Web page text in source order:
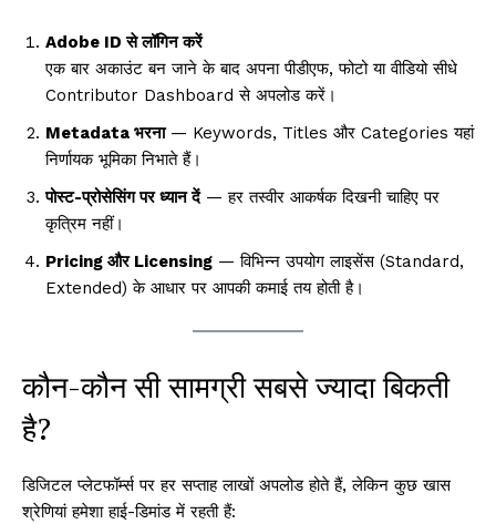
Adobe ID से लॉगिन करें
एक बार अकाउंट बन जाने के बाद अपना पीडीएफ, फोटो या वीडियो सीधे
Contributor Dashboard से अपलोड करें।
Metadata भरना— Keywords, Titles और Categories यहां
निर्णायक भूमिका निभाते हैं।
पोस्ट-प्रोसेसिंग पर ध्यान दें— हर तस्वीर आकर्षक दिखनी चाहिए पर
कृत्रिम नहीं।
Pricing और Licensing — विभिन्न उपयोग लाइसेंस (Standard,
Extended) के आधार पर आपकी कमाई तय होती है।
कौन-कौन सी सामग्री सबसे ज्यादा बिकती
है?
डिजिटल प्लेटफॉर्म्स पर हर सप्ताह लाखों अपलोड होते हैं, लेकिन कुछ खास
श्रेणियां हमेशा हाई-डिमांड में रहती हैं: